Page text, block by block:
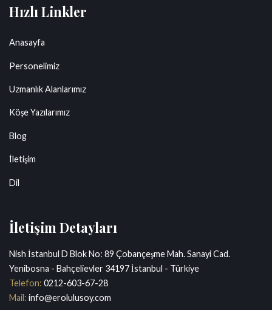
Hızlı Linkler
Anasayfa
Personelimiz
Uzmanlık Alanlarımız
Köşe Yazılarımız
Blog
İletişim
Dil
İletişim Detayları
Nish İstanbul D Blok No: 89 Çobançeşme Mah. Sanayi Cad.
Yenibosna - Bahçelievler 34197 İstanbul - Türkiye
Telefon: 0212-603-67-28
Mail: info@erolulusoy.com